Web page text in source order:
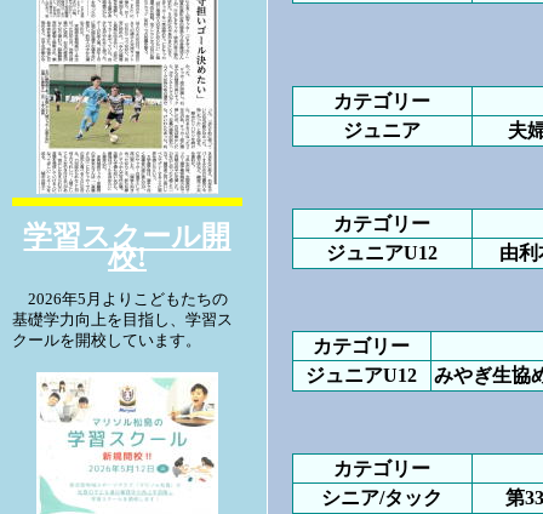
学習スクール開
校!
2026年5月よりこどもたちの
基礎学力向上を目指し、学習ス
クールを開校しています。
カテゴリー
ジュニア
夫
カテゴリー
ジュニアU12
由
カテゴリー
ジュニアU12
みやぎ生協
カテゴリー
シニア/タック
第